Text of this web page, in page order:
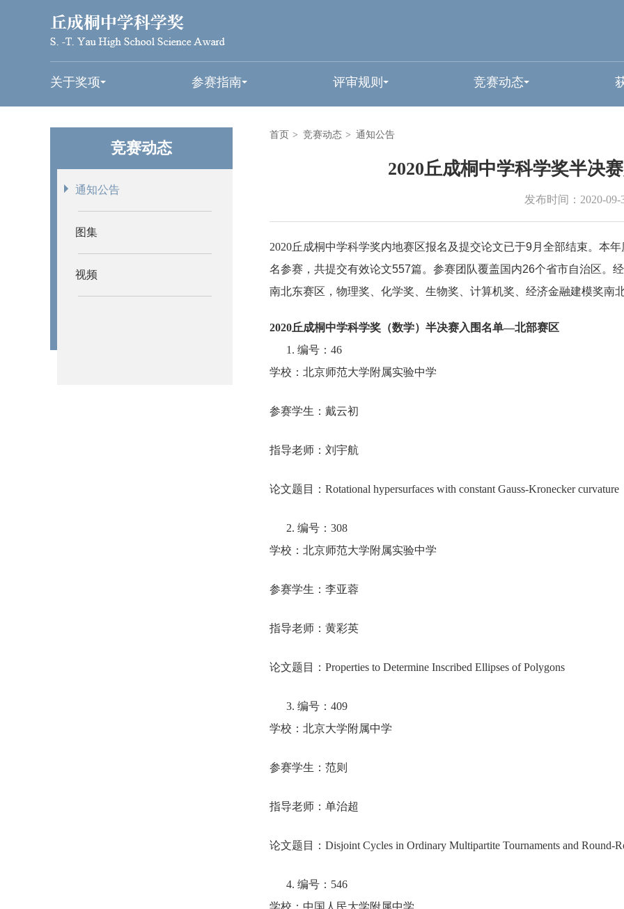
关于奖项 参赛指南 评审规则 竞赛动态
竞赛动态
通知公告
图集
视频
首页 > 竞赛动态 > 通知公告
2020丘成桐中学科学奖半决
发布时间：2020-09-
2020丘成桐中学科学奖内地赛区报名及提交论文已于9月全部结束。本
名参赛，共提交有效论文557篇。参赛团队覆盖国内26个省市自治区。
南北东赛区，物理奖、化学奖、生物奖、计算机奖、经济金融建模奖南
2020丘成桐中学科学奖（数学）半决赛入围名单—北部赛区
1. 编号： 46
学校：北京师范大学附属实验中学
参赛学生：戴云初
指导老师：刘宇航
论文题目： Rotational hypersurfaces with constant Gauss-Kronecker curvature
2. 编号： 308
学校：北京师范大学附属实验中学
参赛学生：李亚蓉
指导老师：黄彩英
论文题目： Properties to Determine Inscribed Ellipses of Polygons
3. 编号： 409
学校：北京大学附属中学
参赛学生：范则
指导老师：单治超
论文题目： Disjoint Cycles in Ordinary Multipartite Tournaments and Round-
4. 编号： 546
学校：中国人民大学附属中学